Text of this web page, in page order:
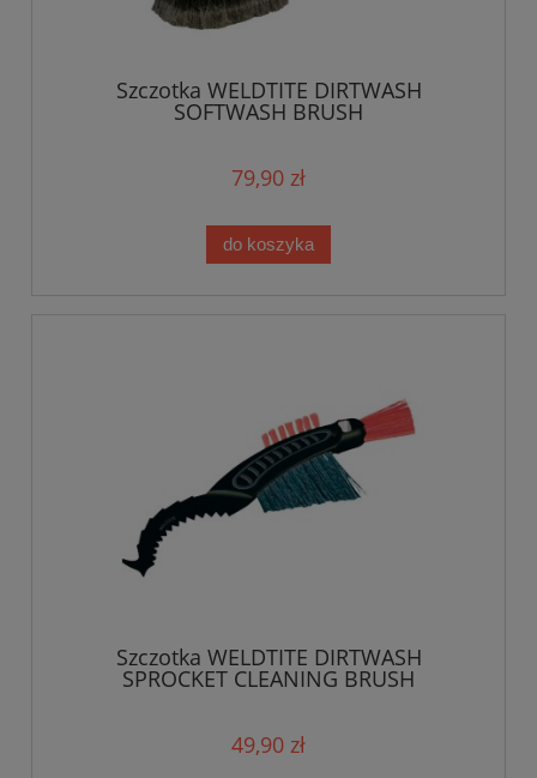
Szczotka WELDTITE DIRTWASH
SOFTWASH BRUSH
79,90 zł
do koszyka
Szczotka WELDTITE DIRTWASH
SPROCKET CLEANING BRUSH
49,90 zł